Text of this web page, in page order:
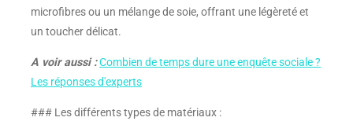
microfibres ou un mélange de soie, offrant une légèreté et
un toucher délicat.
A voir aussi :Combien de temps dure une enquête sociale ?
Les réponses d'experts
### Les différents types de matériaux :